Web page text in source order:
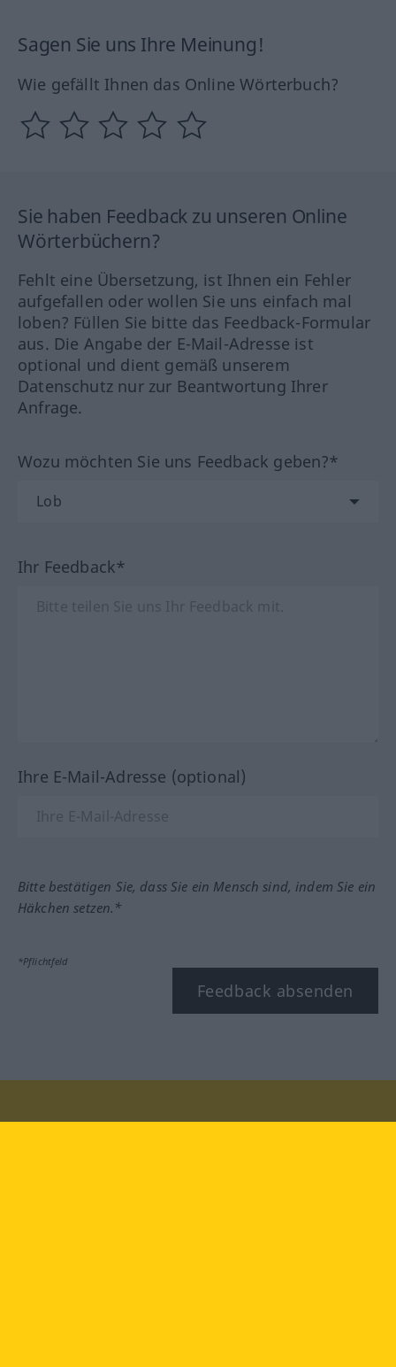
Sagen Sie uns Ihre Meinung!
Wie gefällt Ihnen das Online Wörterbuch?
Sie haben Feedback zu unseren Online
Wörterbüchern?
Fehlt eine Übersetzung, ist Ihnen ein Fehler
aufgefallen oder wollen Sie uns einfach mal
loben? Füllen Sie bitte das Feedback-Formular
aus. Die Angabe der E-Mail-Adresse ist
optional und dient gemäß unserem
Datenschutz nur zur Beantwortung Ihrer
Anfrage.
Wozu möchten Sie uns Feedback geben?*
Ihr Feedback*
Ihre E-Mail-Adresse (optional)
Bitte bestätigen Sie, dass Sie ein Mensch sind, indem Sie ein
Häkchen setzen.*
*Pflichtfeld
Feedback absenden